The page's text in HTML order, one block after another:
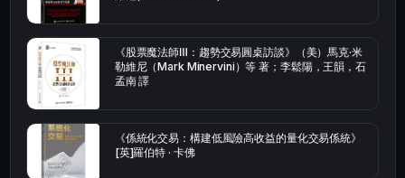
《股票魔法師Ⅲ：趨勢交易圓桌訪談》（美）馬克·米
勒維尼（Mark Minervini）等 著；李鬆陽，王韻，石
孟南 譯
《係統化交易：構建低風險高收益的量化交易係統》
[英]羅伯特 · 卡佛